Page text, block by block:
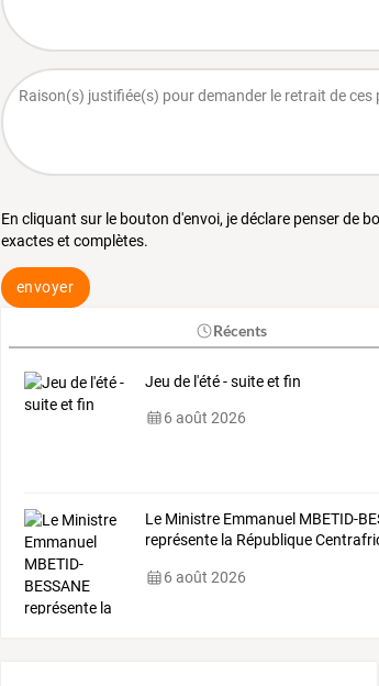
En cliquant sur le bouton d'envoi, je déclare penser de
exactes et complètes.
envoyer
Récents
Jeu de l'été - suite et fin
6 août 2026
LeMinistreEmmanuel MBETID-
représentela République
6 août 2026